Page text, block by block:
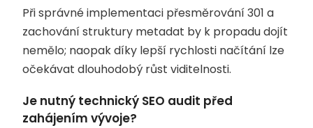
Při správné implementaci přesměrování 301 a
zachování struktury metadat by k propadu dojít
nemělo; naopak díky lepší rychlosti načítání lze
očekávat dlouhodobý růst viditelnosti.
Je nutný technický SEO audit před
zahájením vývoje?